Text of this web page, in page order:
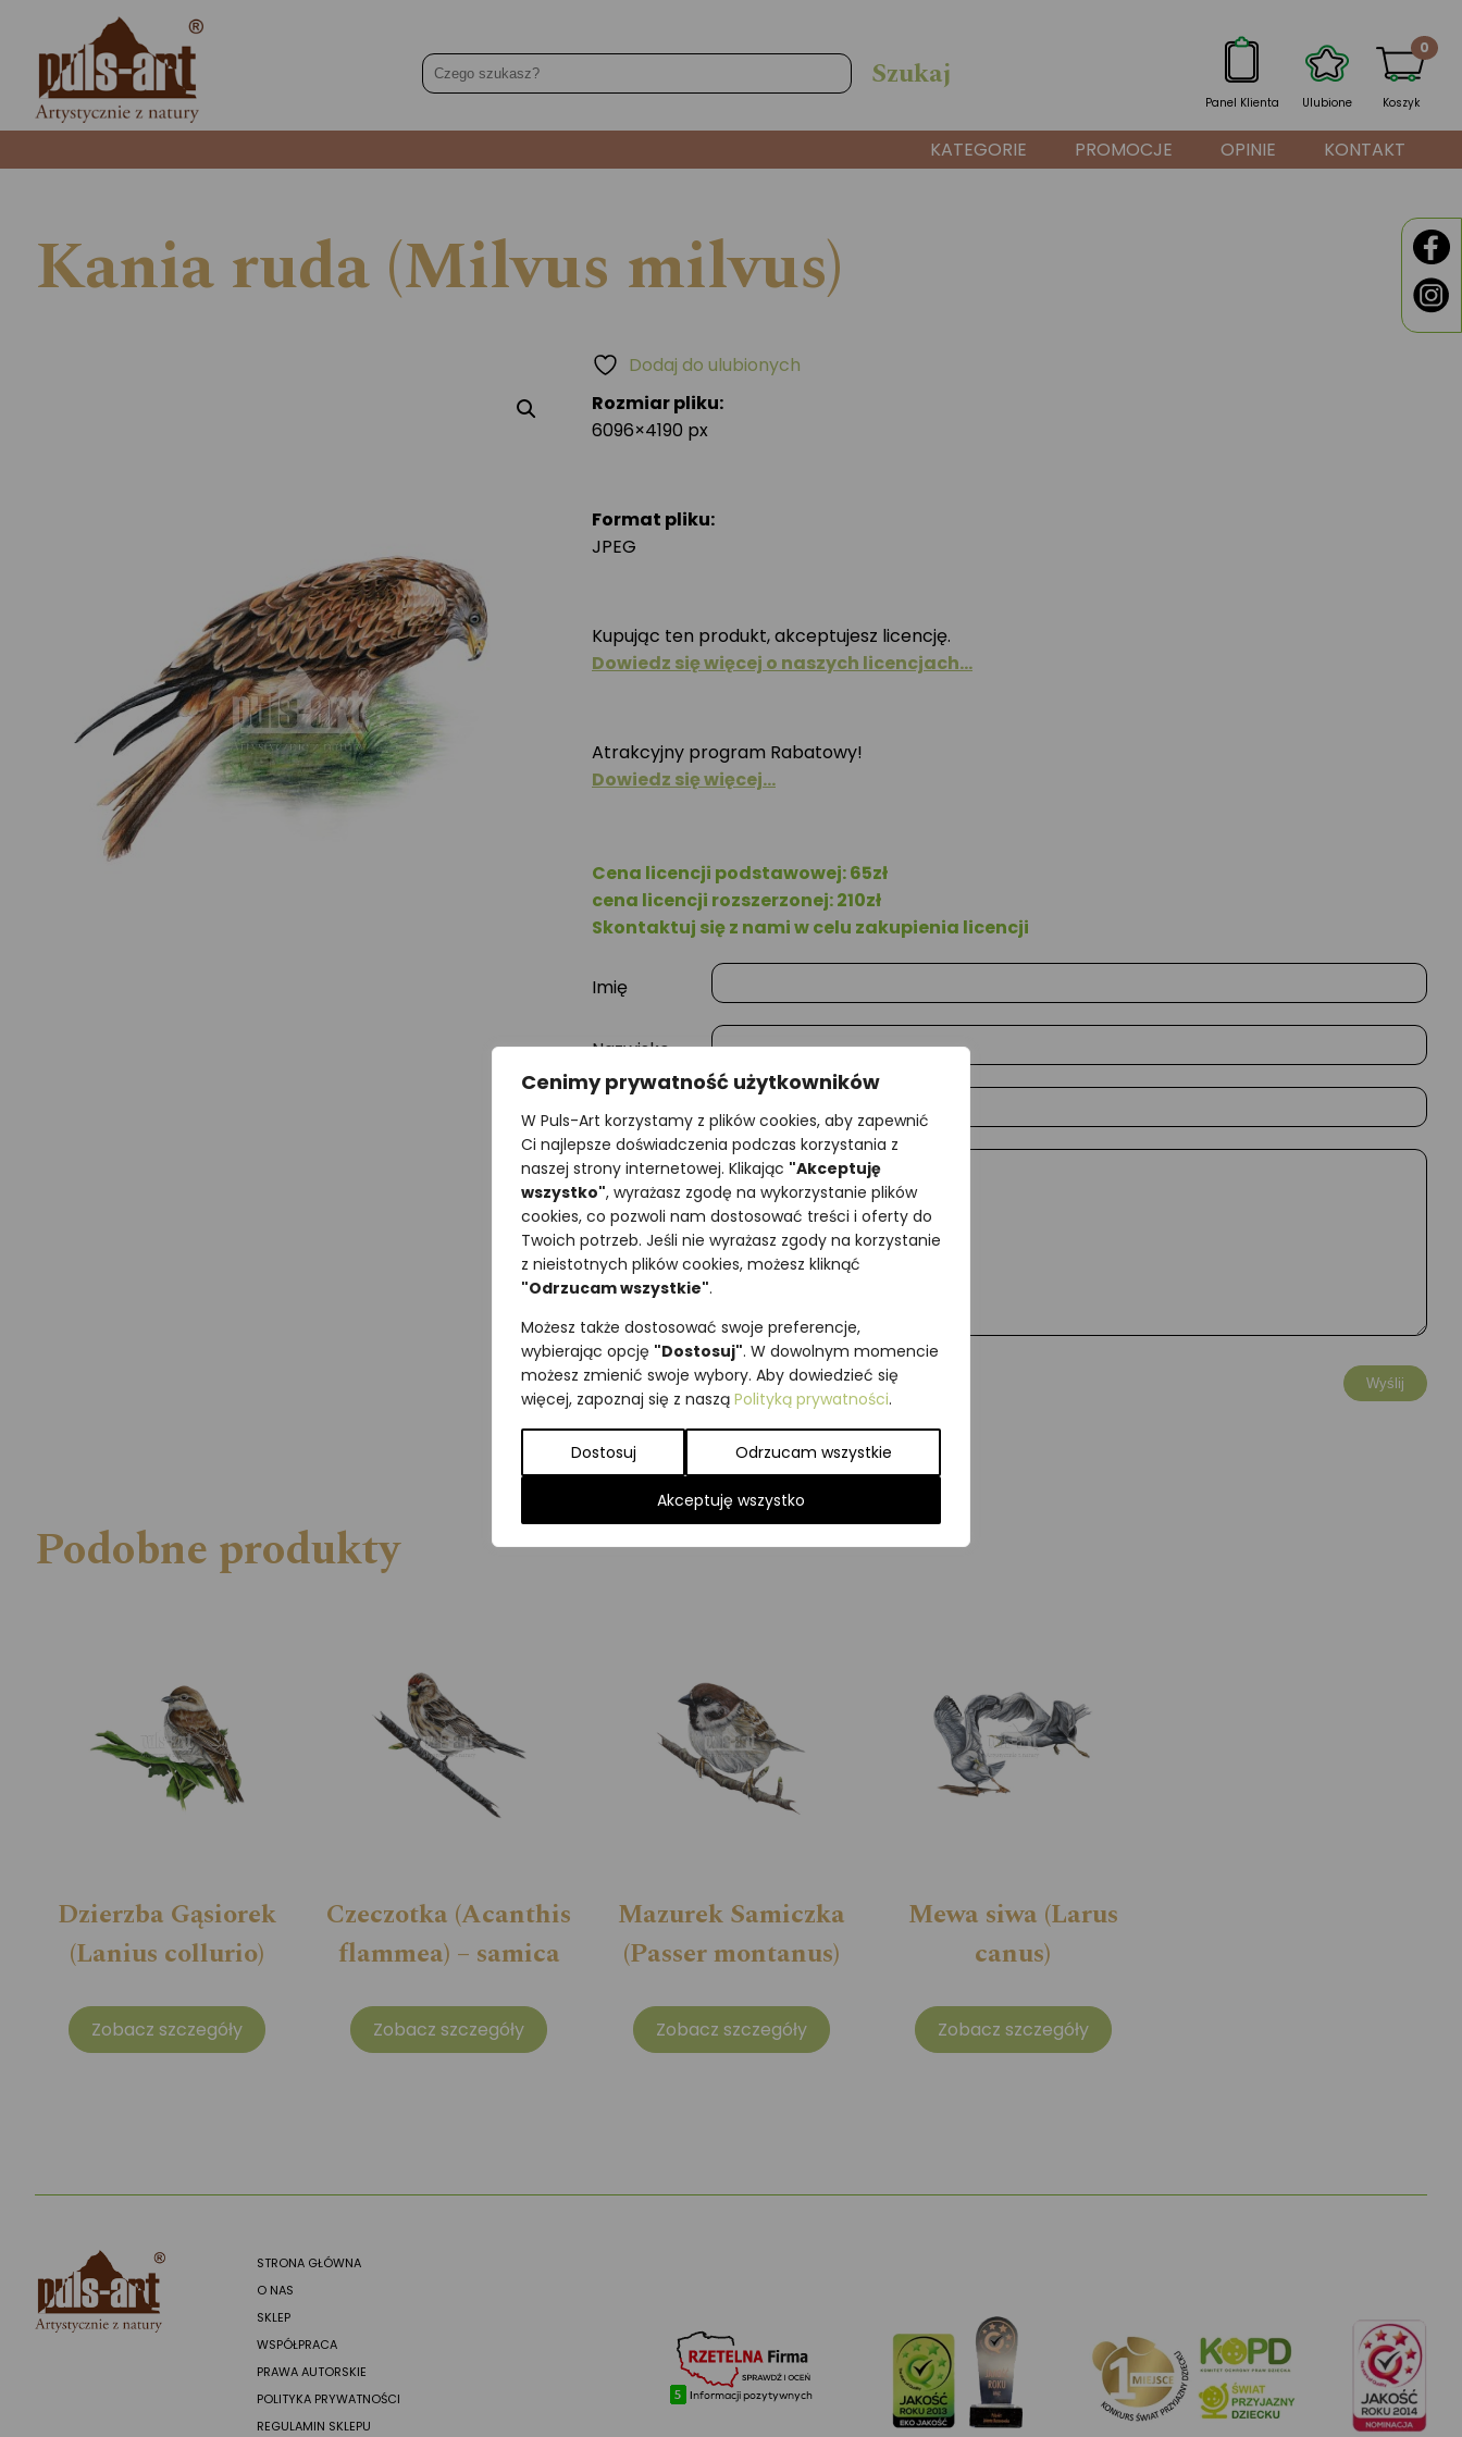
Cenimy prywatność użytkowników
W Puls-Art korzystamy z plików cookies, aby zapewnić
Ci najlepsze doświadczenia podczas korzystania z
naszej strony internetowej. Klikając "Akceptuję
wszystko", wyrażasz zgodę na wykorzystanie plików
cookies, co pozwoli nam dostosować treści i oferty do
Twoich potrzeb. Jeśli nie wyrażasz zgody na korzystanie
z nieistotnych plików cookies, możesz kliknąć
"Odrzucam wszystkie".
Możesz także dostosować swoje preferencje,
wybierając opcję "Dostosuj". W dowolnym momencie
możesz zmienić swoje wybory. Aby dowiedzieć się
więcej, zapoznaj się z naszą Polityką prywatności.
Dostosuj Odrzucam wszystkie
Akceptuję wszystko
Panel Klienta Ulubione Koszyk
0
KATEGORIE PROMOCJE OPINIE KONTAKT
Kania ruda (Milvus milvus)
Rozmiar pliku:
6096×4190 px
Format pliku:
JPEG
Kupując ten produkt, akceptujesz licencję.
Dowiedz się więcej o naszych licencjach…
Atrakcyjny program Rabatowy!
Dowiedz się więcej…
Cena licencji podstawowej: 65zł
cena licencji rozszerzonej: 210zł
Skontaktuj się z nami w celu zakupienia licencji
Imię
Nazwisko
E-mail
Wiadomość
Dodaj do ulubionych
Najniższa cena z ostatnich 30 dni:65,00zł
SKU:Brak danych
Kategorie:ILUSTRACJE,Ptaki,Szponiaste
Podobne produkty
Dzierzba Gąsiorek
(Lanius collurio)
Zobacz szczegóły
Czeczotka (Acanthis
flammea) – samica
Zobacz szczegóły
Mazurek Samiczka
(Passer montanus)
Zobacz szczegóły
Mewa siwa (Larus
canus)
Zobacz szczegóły
STRONA GŁÓWNA
O NAS
SKLEP
WSPÓŁPRACA
PRAWA AUTORSKIE
POLITYKA PRYWATNOŚCI
REGULAMIN SKLEPU